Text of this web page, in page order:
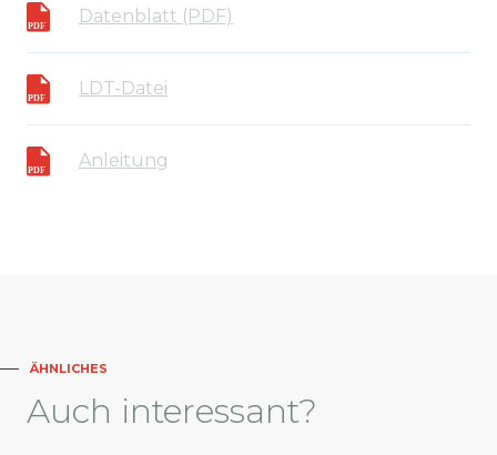
Datenblatt (PDF)
LDT-Datei
Anleitung
ÄHNLICHES
Auch interessant?